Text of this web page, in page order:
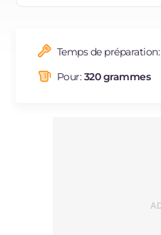
ES
NL
Temps de préparation:
Pour:320 grammes